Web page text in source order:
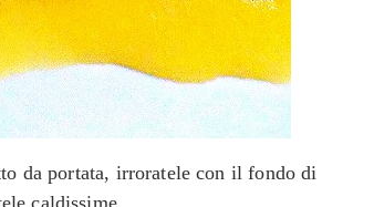
da portata, irroratele con il fondo di
caldissime.